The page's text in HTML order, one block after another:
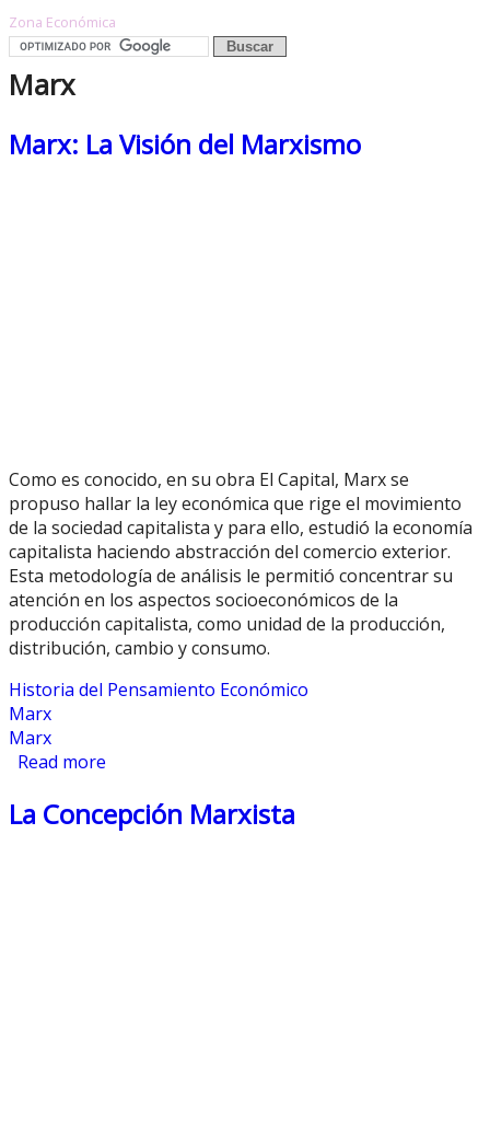
Zona Económica
Marx
Marx: La Visión del Marxismo
Como es conocido, en su obra El Capital, Marx se
propuso hallar la ley económica que rige el movimiento
de la sociedad capitalista y para ello, estudió la economía
capitalista haciendo abstracción del comercio exterior.
Esta metodología de análisis le permitió concentrar su
atención en los aspectos socioeconómicos de la
producción capitalista, como unidad de la producción,
distribución, cambio y consumo.
Historia del Pensamiento Económico
Marx
Marx
Read more
La Concepción Marxista